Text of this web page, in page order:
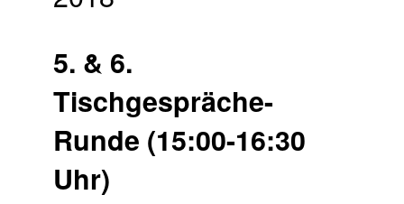
5. & 6.
Tischgespräche-
Runde (15:00-16:30
Uhr)